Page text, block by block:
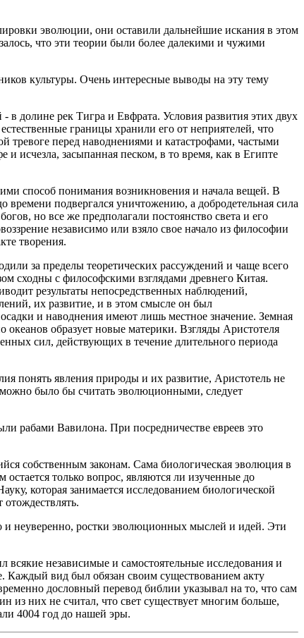
эволюции, они оставили дальнейшие искания в этом
что эти теории были более далекими и чужими
культуры. Очень интересные выводы на эту тему
долине рек Тигра и Евфрата. Условия развития этих двух
границы хранили его от неприятелей, что
тревоге перед наводнениями и катастрофами, частыми
и исчезла, засыпанная песком, в то время, как в Египте
способ понимания возникновения и начала вещей. В
времени подвергался уничтожению, а добродетельная сила
но все же предполагали постоянство света и его
независимо или взяло свое начало из философии
творения.
за пределы теоретических рассуждений и чаще всего
сходны с философскими взглядами древнего Китая.
результаты непосредственных наблюдений,
их развитие, и в этом смысле он был
и наводнения имеют лишь местное значение. Земная
образует новые материки. Взгляды Аристотеля
сил, действующих в течение длительного периода
понять явления природы и их развитие, Аристотель не
было бы считать эволюционными, следует
рабами Вавилона. При посредничестве евреев это
собственным законам. Сама биологическая эволюция в
только вопрос, являются ли изученные до
которая занимается исследованием биологической
и неуверенно, ростки эволюционных мыслей и идей. Эти
всякие независимые и самостоятельные исследования и
Каждый вид был обязан своим существованием акту
дословный перевод библии указывал на то, что сам
из них не считал, что свет существует многим больше,
4004 год до нашей эры.